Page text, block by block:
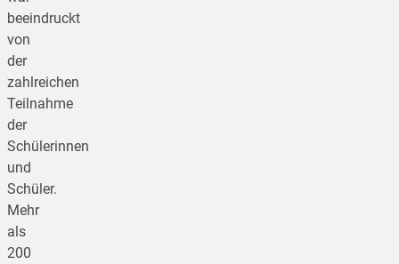
beeindruckt
von
der
zahlreichen
Teilnahme
der
Schülerinnen
und
Schüler.
Mehr
als
200